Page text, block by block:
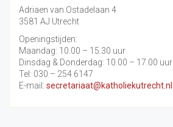
Adriaen van Ostadelaan 4
3581 AJ Utrecht
Openingstijden:
Maandag: 10.00 – 15.30 uur
Dinsdag & Donderdag: 10.00 – 17.00 uur
Tel: 030 – 254 6147
E-mail: secretariaat@katholiekutrecht.nl